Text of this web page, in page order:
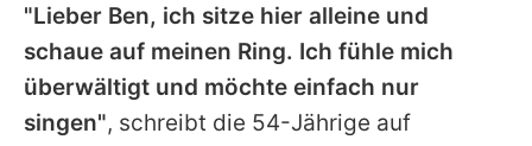
"Lieber Ben, ich sitze hier alleine und
schaue auf meinen Ring. Ich fühle mich
überwältigt und möchte einfach nur
singen", schreibt die 54-Jährige auf